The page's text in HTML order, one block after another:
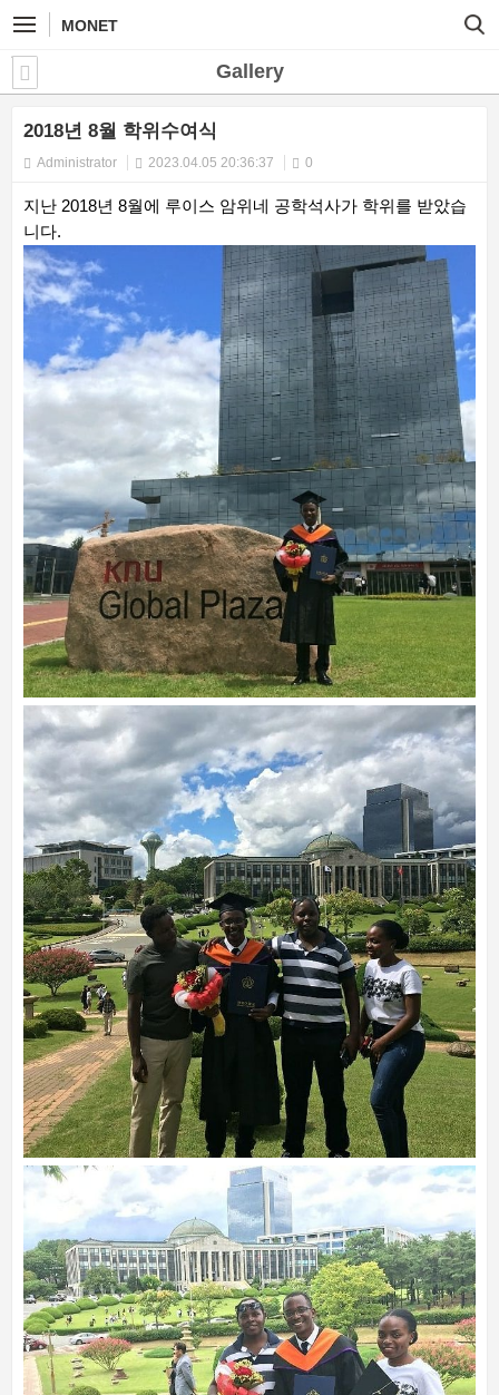
MONET
Gallery
2018년 8월 학위수여식
Administrator 2023.04.05 20:36:37 0
지난 2018년 8월에 루이스 암위네 공학석사가 학위를 받았습
니다.